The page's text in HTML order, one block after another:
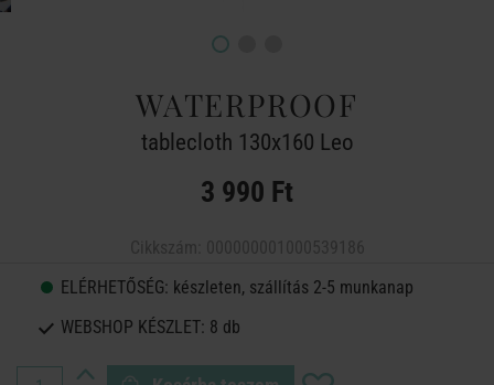
WATERPROOF
tablecloth 130x160 Leo
3 990 Ft
ELÉRHETŐSÉG: készleten, szállítás 2-5 munkanap
WEBSHOP KÉSZLET: 8 db